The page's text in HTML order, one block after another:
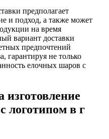
предполагает
и подход, а также может
на время
вариант доставки
предпочтений
гарантируя не только
елочных шаров с
логотипом в г